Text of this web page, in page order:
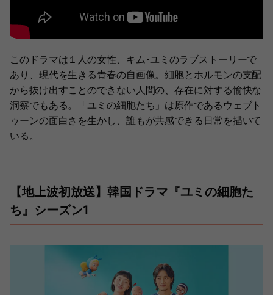
このドラマは１人の女性、キム･ユミのラブストーリーで
あり、現代を生きる青春の自画像。細胞とホルモンの支配
から抜け出すことのできない人間の、存在に対する愉快な
洞察でもある。「ユミの細胞たち」は原作であるウェブト
ゥーンの面白さを生かし、誰もが共感できる日常を描いて
いる。
【地上波初放送】韓国ドラマ『ユミの細胞た
ち』シーズン1